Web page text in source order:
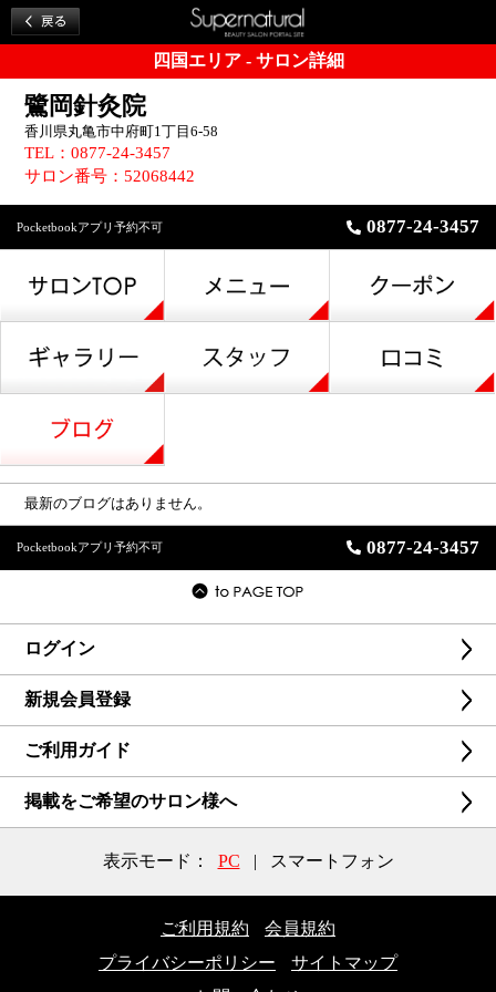
四国エリア - サロン詳細
鷺岡針灸院
香川県丸亀市中府町1丁目6-58
TEL：0877-24-3457
サロン番号：52068442
Pocketbookアプリ予約不可 0877-24-3457
最新のブログはありません。
Pocketbookアプリ予約不可 0877-24-3457
ログイン
新規会員登録
ご利用ガイド
掲載をご希望のサロン様へ
表示モード： PC | スマートフォン
ご利用規約
会員規約
プライバシーポリシー
サイトマップ